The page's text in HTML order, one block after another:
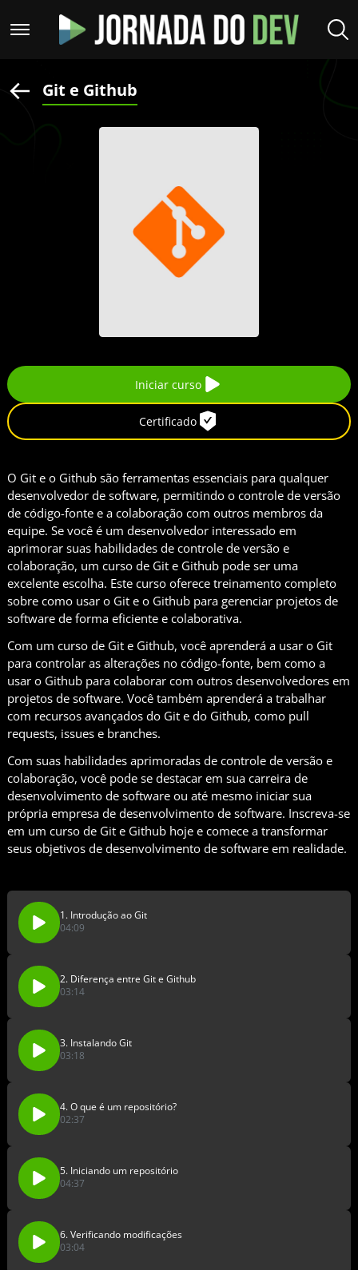
Git e Github
Iniciar curso
Certificado
O Git e o Github são ferramentas essenciais para qualquer
desenvolvedor de software, permitindo o controle de versão
de código-fonte e a colaboração com outros membros da
equipe. Se você é um desenvolvedor interessado em
aprimorar suas habilidades de controle de versão e
colaboração, um curso de Git e Github pode ser uma
excelente escolha. Este curso oferece treinamento completo
sobre como usar o Git e o Github para gerenciar projetos de
software de forma eficiente e colaborativa.
Com um curso de Git e Github, você aprenderá a usar o Git
para controlar as alterações no código-fonte, bem como a
usar o Github para colaborar com outros desenvolvedores em
projetos de software. Você também aprenderá a trabalhar
com recursos avançados do Git e do Github, como pull
requests, issues e branches.
Com suas habilidades aprimoradas de controle de versão e
colaboração, você pode se destacar em sua carreira de
desenvolvimento de software ou até mesmo iniciar sua
própria empresa de desenvolvimento de software. Inscreva-se
em um curso de Git e Github hoje e comece a transformar
seus objetivos de desenvolvimento de software em realidade.
1. Introdução ao Git
04:09
2. Diferença entre Git e Github
03:14
3. Instalando Git
03:18
4. O que é um repositório?
02:37
5. Iniciando um repositório
04:37
6. Verificando modificações
03:04